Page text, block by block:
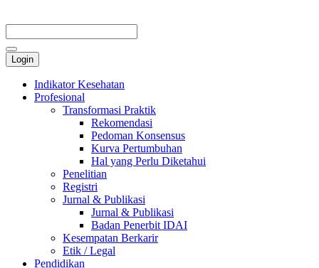
Login
Indikator Kesehatan
Profesional
Transformasi Praktik
Rekomendasi
Pedoman Konsensus
Kurva Pertumbuhan
Hal yang Perlu Diketahui
Penelitian
Registri
Jurnal & Publikasi
Jurnal & Publikasi
Badan Penerbit IDAI
Kesempatan Berkarir
Etik / Legal
Pendidikan